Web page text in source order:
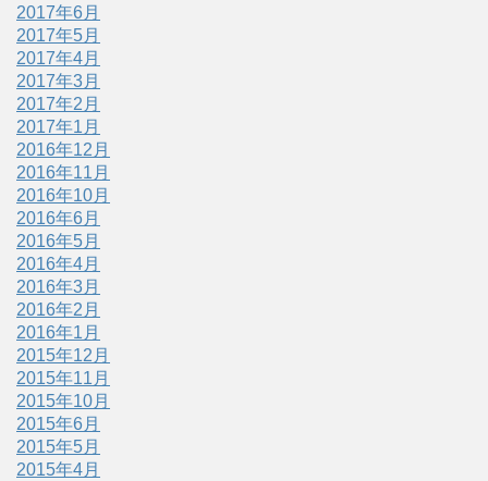
2017年6月
2017年5月
2017年4月
2017年3月
2017年2月
2017年1月
2016年12月
2016年11月
2016年10月
2016年6月
2016年5月
2016年4月
2016年3月
2016年2月
2016年1月
2015年12月
2015年11月
2015年10月
2015年6月
2015年5月
2015年4月